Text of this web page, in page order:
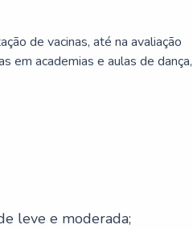
de vacinas, até na avaliação
em academias e aulas de dança,
leve e moderada;